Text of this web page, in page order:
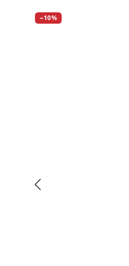
Bildergalerie überspringen
−10%